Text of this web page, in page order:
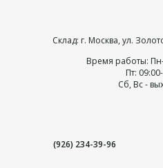
Склад: г. Москва, ул.
Время работы:
Пт:
Сб, Вс -
(926) 234-39-96